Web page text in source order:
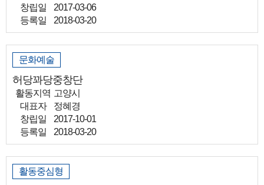
창립일
2017-03-06
등록일
2018-03-20
문화예술
허당꽈당중창단
활동지역 고양시
대표자
정혜경
창립일
2017-10-01
등록일
2018-03-20
활동중심형